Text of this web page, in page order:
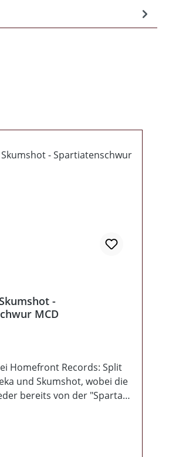
-
MCD
Homefront Records: Split
und Skumshot, wobei die
bereits von der "Spartas